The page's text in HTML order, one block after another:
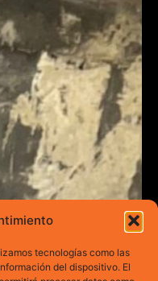
tecnologías como las
del dispositivo. El